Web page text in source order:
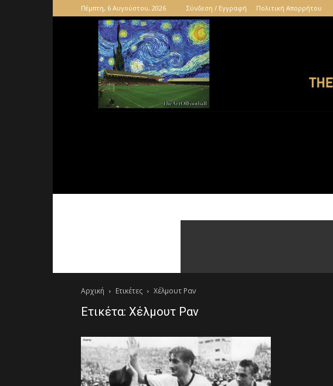
Πέμπτη, 6 Αυγούστου, 2026 Σύνδεση / Εγγραφή Πολιτική Απορρήτου
Αρχική Ετικέτες Χέλμουτ Ραν
Ετικέτα: Χέλμουτ Ραν